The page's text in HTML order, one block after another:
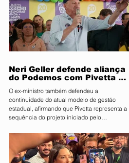
parceria com a Fiscalização de Obras e
Posturas, realizou uma ação de orientação
aos proprietários de food trucks e
comerciantes ambulantes na noite desta
sexta-feira (31), sobre as novas regras para
utilização de mesas e cadeiras em espa
Neri Geller defende aliança
do Podemos com Pivetta e
com esse acordo
O ex-ministro também defendeu a
continuidade do atual modelo de gestão
estadual, afirmando que Pivetta representa a
sequência do projeto iniciado pelo
deputado federal pelo Podemos, Neri Geller,
participa nesta terça-feira (4) da convenção
do Republicanos e afirmou acreditar que o
partido deve oficializar uma aliança com a